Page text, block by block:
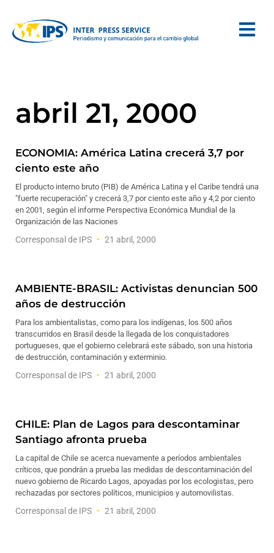
abril 21, 2000
ECONOMIA: América Latina crecerá 3,7 por
ciento este año
El producto interno bruto (PIB) de América Latina y el Caribe tendrá una
"fuerte recuperación" y crecerá 3,7 por ciento este año y 4,2 por ciento
en 2001, según el informe Perspectiva Económica Mundial de la
Organización de las Naciones
Corresponsal de IPS 21 abril, 2000
AMBIENTE-BRASIL: Activistas denuncian 500
años de destrucción
Para los ambientalistas, como para los indígenas, los 500 años
transcurridos en Brasil desde la llegada de los conquistadores
portugueses, que el gobierno celebrará este sábado, son una historia
de destrucción, contaminación y exterminio.
Corresponsal de IPS 21 abril, 2000
CHILE: Plan de Lagos para descontaminar
Santiago afronta prueba
La capital de Chile se acerca nuevamente a períodos ambientales
críticos, que pondrán a prueba las medidas de descontaminación del
nuevo gobierno de Ricardo Lagos, apoyadas por los ecologistas, pero
rechazadas por sectores políticos, municipios y automovilistas.
Corresponsal de IPS 21 abril, 2000